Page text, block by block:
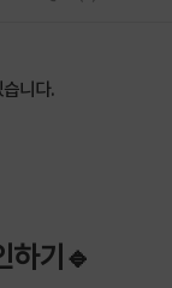
습니다.
하기 🔹